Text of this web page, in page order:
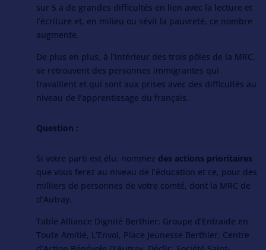
sur 5 a de grandes difficultés en lien avec la lecture et
l’écriture et, en milieu ou sévit la pauvreté, ce nombre
augmente.
De plus en plus, à l’intérieur des trois pôles de la MRC,
se retrouvent des personnes immigrantes qui
travaillent et qui sont aux prises avec des difficultés au
niveau de l’apprentissage du français.
Question :
Si votre parti est élu, nommez des actions prioritaires
que vous ferez au niveau de l’éducation et ce, pour des
milliers de personnes de votre comté, dont la MRC de
d’Autray.
Table Alliance Dignité Berthier: Groupe d’Entraide en
Toute Amitié, L’Envol, Place Jeunesse Berthier, Centre